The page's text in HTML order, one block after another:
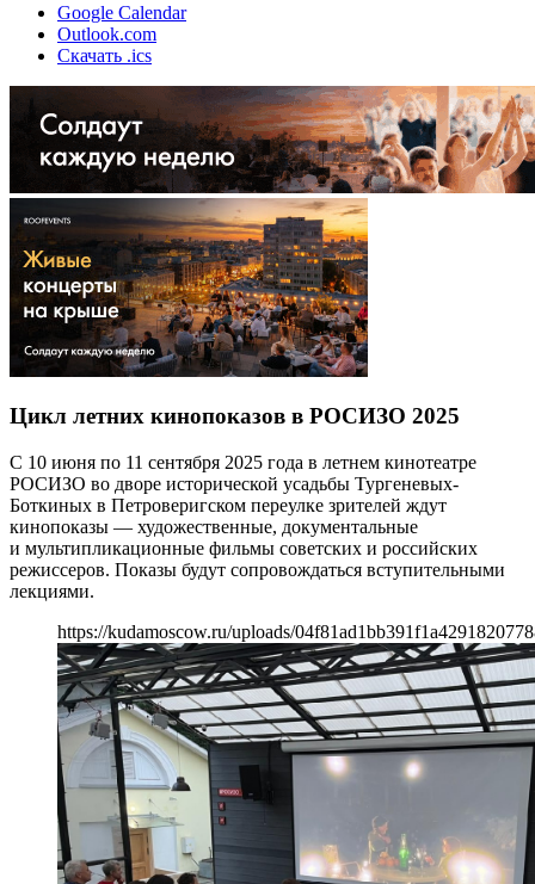
Google Calendar
Outlook.com
Скачать .ics
Цикл летних кинопоказов в РОСИЗО 2025
С 10 июня по 11 сентября 2025 года в летнем кинотеатре
РОСИЗО во дворе исторической усадьбы Тургеневых-
Боткиных в Петроверигском переулке зрителей ждут
кинопоказы — художественные, документальные
и мультипликационные фильмы советских и российских
режиссеров. Показы будут сопровождаться вступительными
лекциями.
https://kudamoscow.ru/uploads/